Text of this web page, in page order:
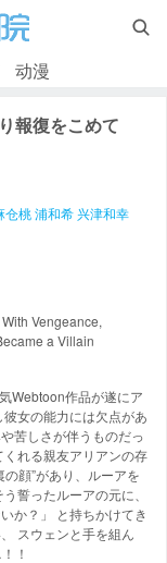

动漫
報復をこめて
仓桃浦和希兴津和幸
Vengeance,
a Villain
Webtoon作品が遂にア
女の能力には欠点があ
苦しさが伴うものだっ
れる親友アリアンの存
顔”があり、ルーアを
誓ったルーアの元に、
か？」 と持ちかけてき
スウェンと手を組ん
！